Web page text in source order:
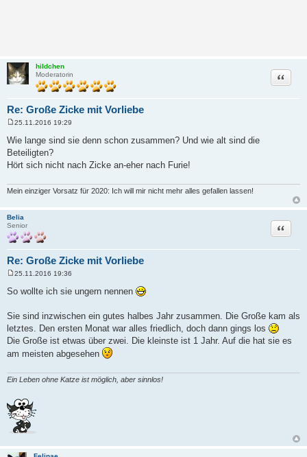
hildchen
Moderatorin
Re: Große Zicke mit Vorliebe
Zitat
e
i
t
r
a
25.11.2016 19:29
Wie lange sind sie denn schon zusammen? Und wie alt sind die
Beteiligten?
Hört sich nicht nach Zicke an-eher nach Furie!
Mein einziger Vorsatz für 2020: Ich will mir nicht mehr alles gefallen lassen!
Belia
Senior
Re: Große Zicke mit Vorliebe
Zitat
e
i
r
a
g
25.11.2016 19:36
So wollte ich sie ungern nennen
Sie sind inzwischen ein gutes halbes Jahr zusammen. Die Große kam als
letztes. Den ersten Monat war alles friedlich, doch dann gings los
Die Große ist etwas über zwei. Die kleinste ist 1 Jahr. Auf die hat sie es
am meisten abgesehen
Ein Leben ohne Katze ist möglich, aber sinnlos!